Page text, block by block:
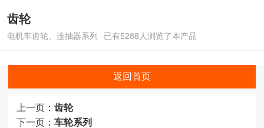
齿轮
电机车齿轮、连抽器系列 已有5288人浏览了本产品
返回首页
上一页： 齿轮
下一页： 车轮系列